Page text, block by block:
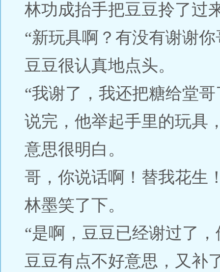
林功成抬手把豆豆拎了过
“新玩具啊？有没有谢谢你
豆豆很认真地点头。
“我谢了，我还把糖给堂哥
说完，他举起手里的玩具
意思很明白。
哥，你说话啊！替我花生
林墨笑了下。
“是啊，豆豆已经谢过了
豆豆有点不好意思，又补